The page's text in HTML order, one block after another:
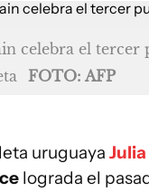
celebra el
FOTO: AFP
uruguaya
lograda el